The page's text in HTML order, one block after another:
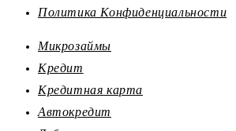
Политика Конфиденциальности
Микрозаймы
Кредит
Кредитная карта
Автокредит